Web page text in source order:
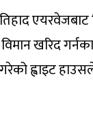
एयरवेजबाट
खरिद
ह्वाइट हाउसले